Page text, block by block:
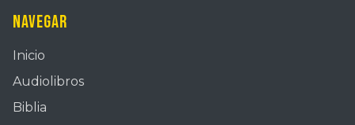
Navegar
Inicio
Audiolibros
Biblia